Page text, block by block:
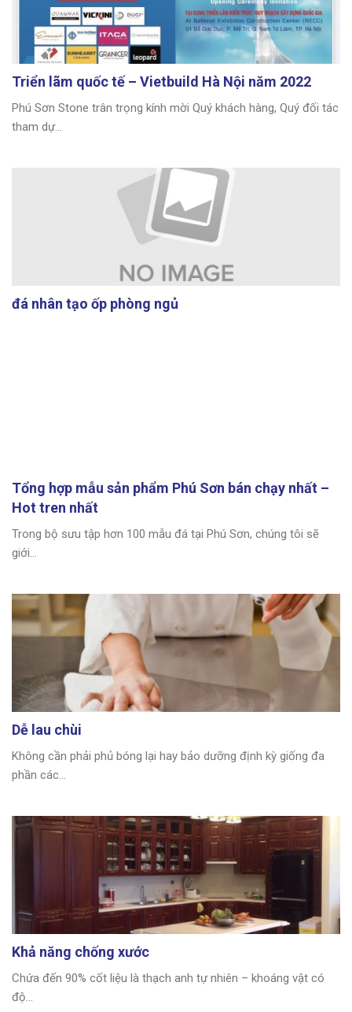
Triển lãm quốc tế – Vietbuild Hà Nội năm 2022
Phú Sơn Stone trân trọng kính mời Quý khách hàng, Quý đối tác
tham dự...
đá nhân tạo ốp phòng ngủ
Tổng hợp mẫu sản phẩm Phú Sơn bán chạy nhất –
Hot tren nhất
Trong bộ sưu tập hơn 100 mẫu đá tại Phú Sơn, chúng tôi sẽ
giới...
Dễ lau chùi
Không cần phải phủ bóng lại hay bảo dưỡng định kỳ giống đa
phần các...
Khả năng chống xước
Chứa đến 90% cốt liệu là thạch anh tự nhiên – khoáng vật có
độ...